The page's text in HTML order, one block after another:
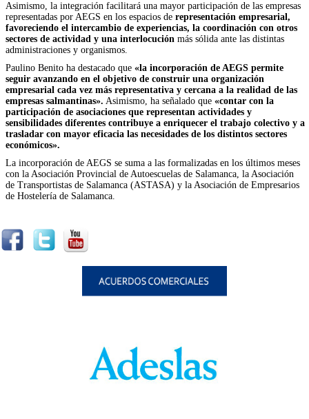
Asimismo, la integración facilitará una mayor participación de las empresas
representadas por AEGS en los espacios de representación empresarial,
favoreciendo el intercambio de experiencias, la coordinación con otros
sectores de actividad y una interlocución más sólida ante las distintas
administraciones y organismos.
Paulino Benito ha destacado que «la incorporación de AEGS permite
seguir avanzando en el objetivo de construir una organización
empresarial cada vez más representativa y cercana a la realidad de las
empresas salmantinas». Asimismo, ha señalado que «contar con la
participación de asociaciones que representan actividades y
sensibilidades diferentes contribuye a enriquecer el trabajo colectivo y a
trasladar con mayor eficacia las necesidades de los distintos sectores
económicos».
La incorporación de AEGS se suma a las formalizadas en los últimos meses
con la Asociación Provincial de Autoescuelas de Salamanca, la Asociación
de Transportistas de Salamanca (ASTASA) y la Asociación de Empresarios
de Hostelería de Salamanca.